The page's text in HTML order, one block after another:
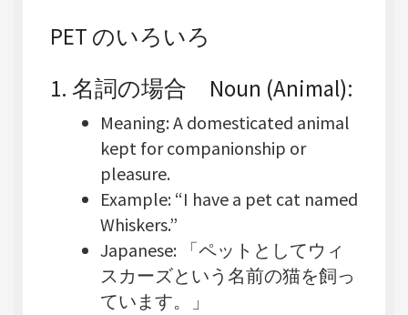
PET のいろいろ
1. 名詞の場合 Noun (Animal):
Meaning: A domesticated animal
kept for companionship or
pleasure.
Example: “I have a pet cat named
Whiskers.”
Japanese: 「ペットとしてウィ
スカーズという名前の猫を飼っ
ています。」